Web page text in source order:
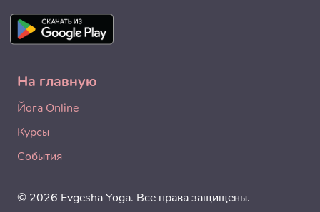
На главную
Йога Online
Курсы
События
© 2026 Evgesha Yoga. Все права защищены.